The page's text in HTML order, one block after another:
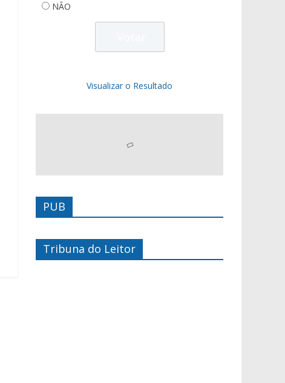
NÃO
Visualizar o Resultado
PUB
Tribuna do Leitor